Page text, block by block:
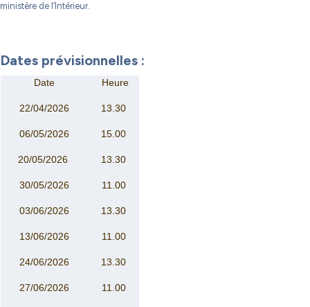
ministère de l’Intérieur.
Dates prévisionnelles :
Date Heure
22/04/2026 13.30
06/05/2026 15.00
20/05/2026 13.30
30/05/2026 11.00
03/06/2026 13.30
13/06/2026 11.00
24/06/2026 13.30
27/06/2026 11.00